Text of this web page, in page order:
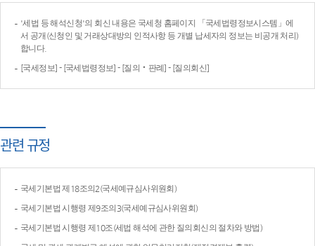
'세법 등 해석신청'의 회신 내용은 국세청 홈페이지 「국세법령정보시스템」에
서 공개(신청인 및 거래상대방의 인적사항 등 개별 납세자의 정보는 비공개 처리)
합니다.
[국세정보] - [국세법령정보] - [질의‧판례] - [질의회신]
관련 규정
국세기본법 제18조의2(국세예규심사위원회)
국세기본법 시행령 제9조의3(국세예규심사위원회)
국세기본법 시행령 제10조(세법 해석에 관한 질의회신의 절차와 방법)